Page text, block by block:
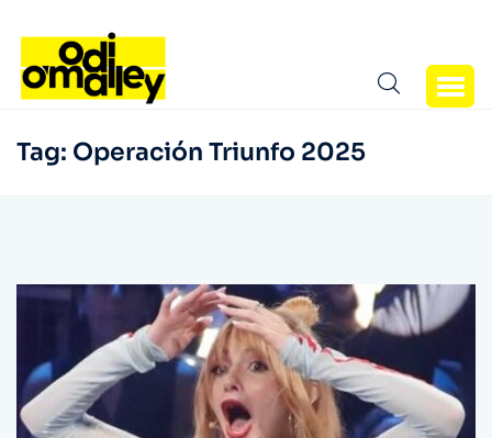
Tag: Operación Triunfo 2025